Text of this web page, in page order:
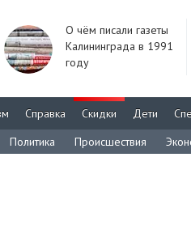
О чём писали газеты
Калининграда в 1991
году
Справка Скидки Дети
Политика Происшествия